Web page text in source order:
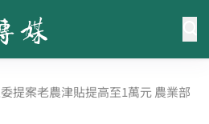
提案老農津貼提高至1萬元 農業部